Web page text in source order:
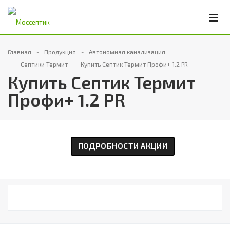
Главная Продукция
Автономная канализация
Септики Термит
Купить Септик Термит Профи+ 1.2 PR
Купить Септик Термит
Профи+ 1.2 PR
ПОДРОБНОСТИ АКЦИИ